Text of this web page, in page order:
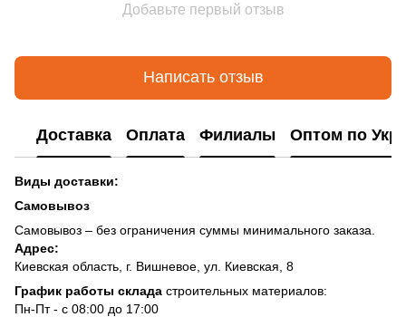
Добавьте первый отзыв
Написать отзыв
Доставка Оплата Филиалы Оптом по
Виды доставки:
Самовывоз
Самовывоз – без ограничения суммы минимального заказа.
Адрес:
Киевская область, г. Вишневое, ул. Киевская, 8
График работы склада строительных материалов:
Пн-Пт - с 08:00 до 17:00